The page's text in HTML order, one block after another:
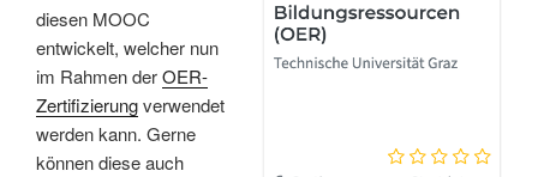
diesen MOOC
entwickelt, welcher nun
im Rahmen derOER-
Zertifizierungverwendet
werden kann. Gerne
können diese auch